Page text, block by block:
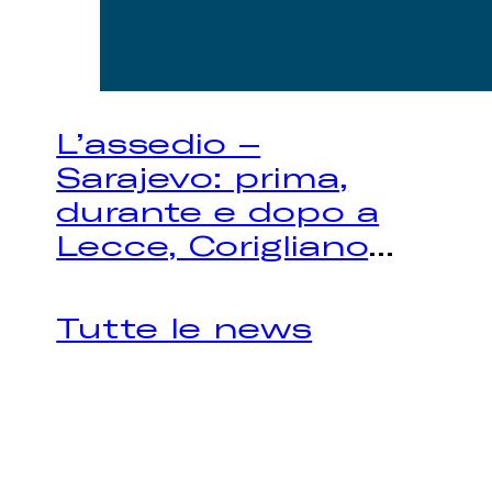
L’assedio –
Sarajevo: prima,
durante e dopo a
Lecce, Corigliano...
Tutte le news